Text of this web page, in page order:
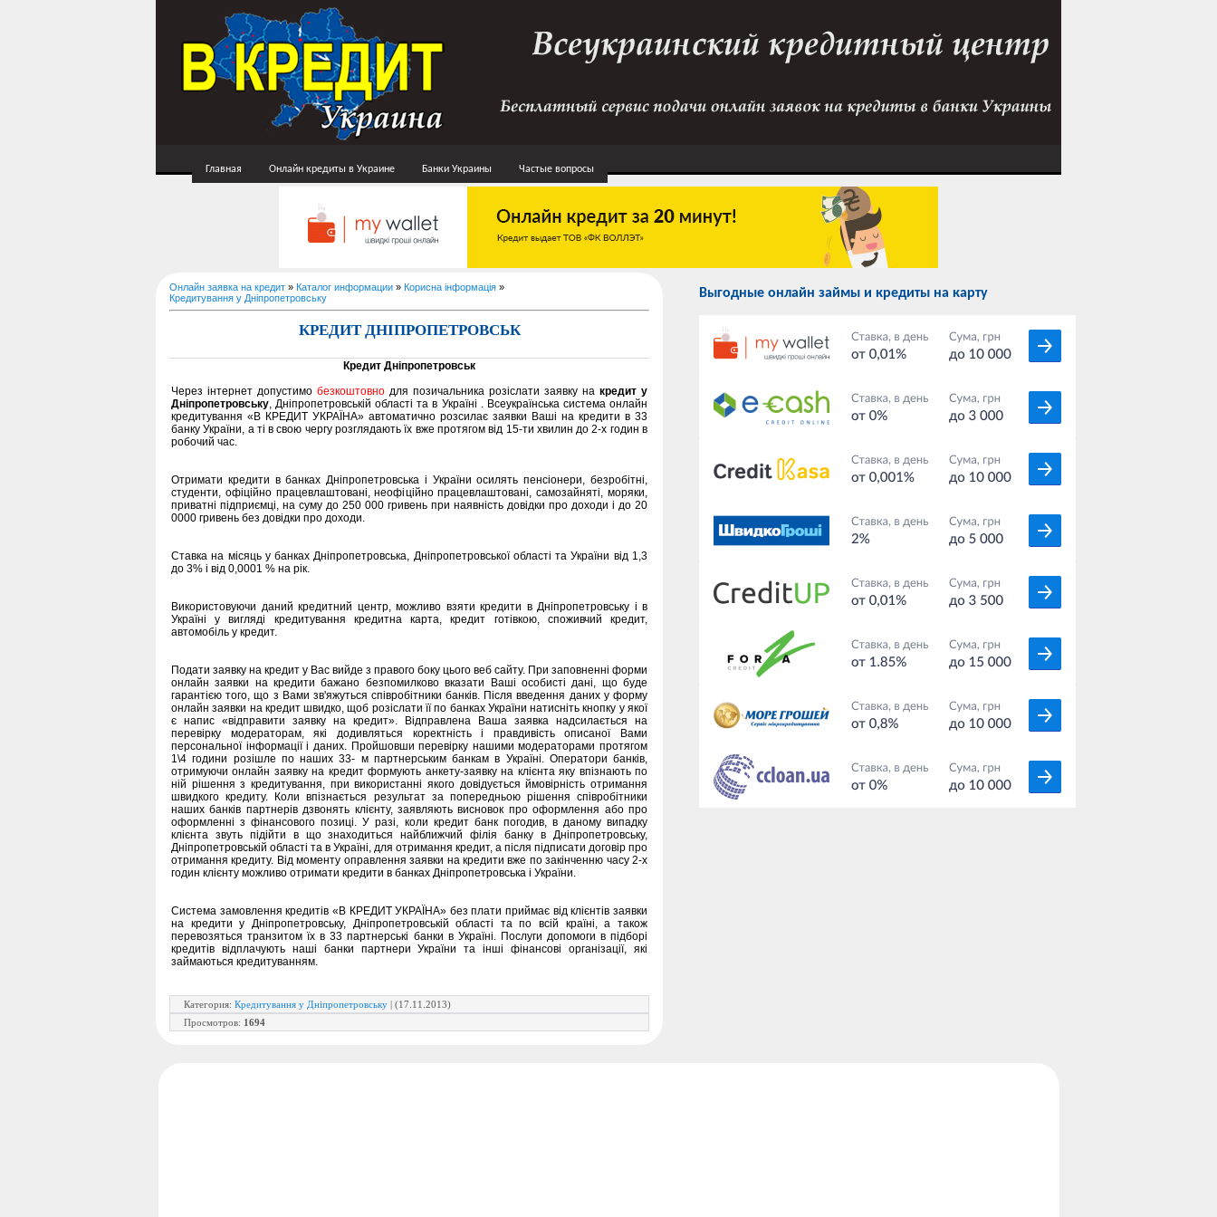
Главная Онлайн кредиты в Украине Банки Украины Частые вопросы
Выгодные онлайн займы и кредиты на карту
Онлайн заявка на кредит » Каталог информации » Корисна інформація »
Кредитування у Дніпропетровську
КРЕДИТ ДНІПРОПЕТРОВСЬК
Кредит Дніпропетровськ
Через інтернет допустимо безкоштовно для позичальника розіслати заявку на кредит у
Дніпропетровську , Дніпропетровській області та в Україні . Всеукраїнська система онлайн
кредитування «В КРЕДИТ УКРАЇНА» автоматично розсилає заявки Ваші на кредити в 33
банку України, а ті в свою чергу розглядають їх вже протягом від 15-ти хвилин до 2-х годин в
робочий час.
Отримати кредити в банках Дніпропетровська і України осилять пенсіонери, безробітні,
студенти, офіційно працевлаштовані, неофіційно працевлаштовані, самозайняті, моряки,
приватні підприємці, на суму до 250 000 гривень при наявність довідки про доходи і до 20
0000 гривень без довідки про доходи.
Ставка на місяць у банках Дніпропетровська, Дніпропетровської області та України від 1,3
до 3% і від 0,0001 % на рік.
Використовуючи даний кредитний центр, можливо взяти кредити в Дніпропетровську і в
Україні у вигляді кредитування кредитна карта, кредит готівкою, споживчий кредит,
автомобіль у кредит.
Подати заявку на кредит у Вас вийде з правого боку цього веб сайту. При заповненні форми
онлайн заявки на кредити бажано безпомилково вказати Ваші особисті дані, що буде
гарантією того, що з Вами зв'яжуться співробітники банків. Після введення даних у форму
онлайн заявки на кредит швидко, щоб розіслати її по банках України натисніть кнопку у якої
є напис «відправити заявку на кредит». Відправлена Ваша заявка надсилається на
перевірку модераторам, які додивляться коректність і правдивість описаної Вами
персональної інформації і даних. Пройшовши перевірку нашими модераторами протягом
1\4 години розішле по наших 33- м партнерським банкам в Україні. Оператори банків,
отримуючи онлайн заявку на кредит формують анкету-заявку на клієнта яку впізнають по
ній рішення з кредитування, при використанні якого довідується ймовірність отримання
швидкого кредиту. Коли впізнається результат за попередньою рішення співробітники
наших банків партнерів дзвонять клієнту, заявляють висновок про оформлення або про
оформленні з фінансового позиці. У разі, коли кредит банк погодив, в даному випадку
клієнта звуть підійти в що знаходиться найближчий філія банку в Дніпропетровську,
Дніпропетровській області та в Україні, для отримання кредит, а після підписати договір про
отримання кредиту. Від моменту оправлення заявки на кредити вже по закінченню часу 2-х
годин клієнту можливо отримати кредити в банках Дніпропетровська і України.
Система замовлення кредитів «В КРЕДИТ УКРАЇНА» без плати приймає від клієнтів заявки
на кредити у Дніпропетровську, Дніпропетровській області та по всій країні, а також
перевозяться транзитом їх в 33 партнерські банки в Україні. Послуги допомоги в підборі
кредитів відплачують наші банки партнери України та інші фінансові організації, які
займаються кредитуванням.
Категория: Кредитування у Дніпропетровську | (17.11.2013)
Просмотров: 1694